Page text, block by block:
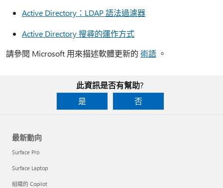
Active Directory：LDAP 語法過濾器
Active Directory 搜尋的運作方式
請參閱 Microsoft 用來描述軟體更新的 術語 。
此資訊是否有幫助?
是
否
最新動向
Surface Pro
Surface Laptop
組織的 Copilot